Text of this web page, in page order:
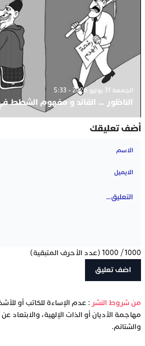
الجمعة 31 يوليو 2026 - 5:33
الناظور … القائد و مفهوم الشطط
أضف تعليقك
1000
/
1000 (عدد الأحرف المتبقية)
‫من شروط النشر : عدم الإساءة للكاتب أو
مهاجمة الأديان أو الذات الإلهية، والابتعاد
والشتائم.